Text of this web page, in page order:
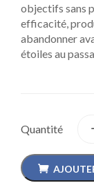
objectifs sans
efficacité,
abandonner
étoiles au
Quantité